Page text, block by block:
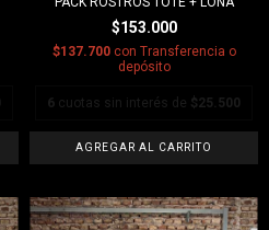
$153.000
$137.700 con Transferencia o
depósito
6 cuotas sin interés de $25.500